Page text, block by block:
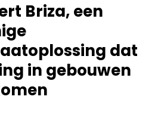
statement
Briza, een
dat
in gebouwen